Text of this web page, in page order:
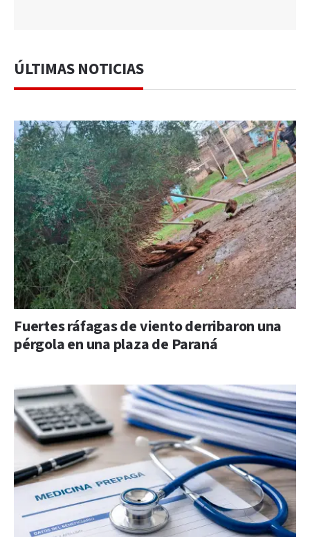
ÚLTIMAS NOTICIAS
Fuertes ráfagas de viento derribaron una
pérgola en una plaza de Paraná